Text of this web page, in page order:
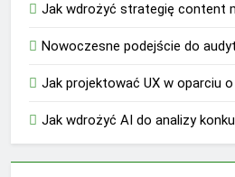
Jak wdrożyć strategię content
Nowoczesne podejście do
Jak projektować UX w oparciu
Jak wdrożyć AI do analizy